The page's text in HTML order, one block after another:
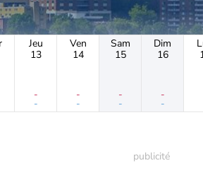
Jeu
13
-
-
Ven
14
-
-
Sam
15
-
-
Dim
16
-
-